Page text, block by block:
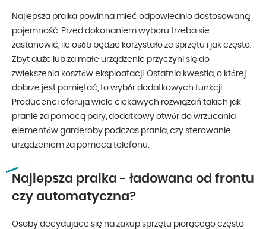
Najlepsza pralka powinna mieć odpowiednio dostosowaną
pojemność. Przed dokonaniem wyboru trzeba się
zastanowić, ile osób będzie korzystało ze sprzętu i jak często.
Zbyt duże lub za małe urządzenie przyczyni się do
zwiększenia kosztów eksploatacji. Ostatnia kwestia, o której
dobrze jest pamiętać, to wybór dodatkowych funkcji.
Producenci oferują wiele ciekawych rozwiązań takich jak
pranie za pomocą pary, dodatkowy otwór do wrzucania
elementów garderoby podczas prania, czy sterowanie
urządzeniem za pomocą telefonu.
Najlepsza pralka - ładowana od frontu
czy automatyczna?
Osoby decydujące się na zakup sprzętu piorącego często